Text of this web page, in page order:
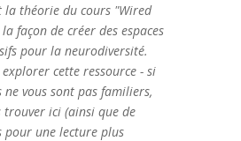
la théorie du cours "Wired
façon de créer des espaces
pour la neurodiversité.
cette ressource - si
vous sont pas familiers,
trouver ici (ainsi que de
pour une lecture plus